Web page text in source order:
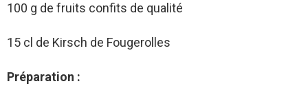
100 g de fruits confits de qualité
15 cl de Kirsch de Fougerolles
Préparation :